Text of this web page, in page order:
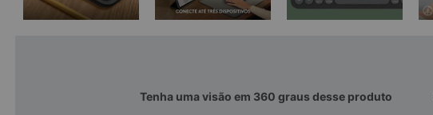
Tenha uma visão em 360 graus desse produto